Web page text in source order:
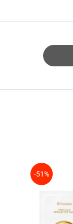
-51%